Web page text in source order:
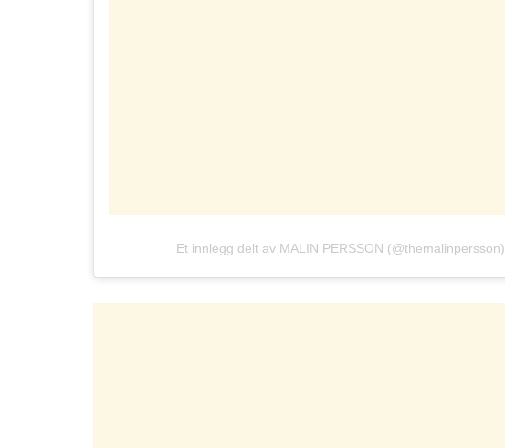
Et innlegg delt av MALIN PERSSON (@themalinpersson)